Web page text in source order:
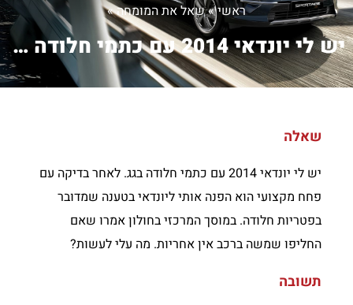
ראשי»שאל את המומחה»
יש לי יונדאי 2014 עם כתמי חלודה בגג. ...
שאלה
יש לי יונדאי 2014 עם כתמי חלודה בגג. לאחר בדיקה עם
פחח מקצועי הוא הפנה אותי ליונדאי בטענה שמדובר
בפטריות חלודה. במוסך המרכזי בחולון אמרו שאם
החליפו שמשה ברכב אין אחריות. מה עלי לעשות?
תשובה